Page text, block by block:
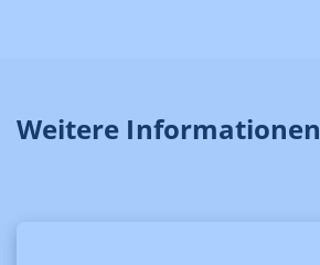
Weitere Informationen